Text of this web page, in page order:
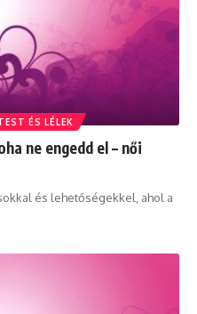
ÉS LÉLEK
ne engedd el – női
és lehetőségekkel, ahol a